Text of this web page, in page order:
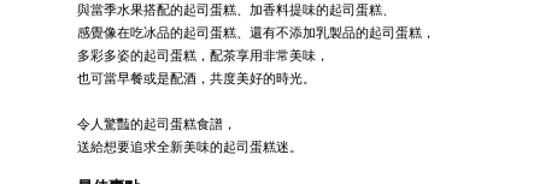
與當季水果搭配的起司蛋糕、加香料提味的起司蛋糕、
感覺像在吃冰品的起司蛋糕、還有不添加乳製品的起司蛋糕，
多彩多姿的起司蛋糕，配茶享用非常美味，
也可當早餐或是配酒，共度美好的時光。
令人驚豔的起司蛋糕食譜，
送給想要追求全新美味的起司蛋糕迷。